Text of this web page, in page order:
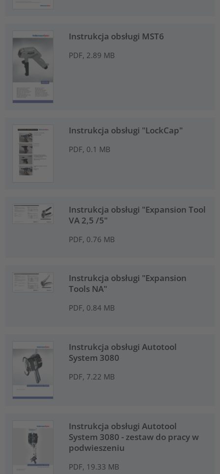
Instrukcja obsługi MST6
PDF, 2.89 MB
Instrukcja obsługi "LockCap"
PDF, 0.1 MB
Instrukcja obsługi "Expansion Tool
VA 2,5 /5"
PDF, 0.76 MB
Instrukcja obsługi "Expansion
Tools NA"
PDF, 0.84 MB
Instrukcja obsługi Autotool
System 3080
PDF, 7.22 MB
Instrukcja obsługi Autotool
System 3080 - zestaw do pracy w
podwieszeniu
PDF, 19.33 MB